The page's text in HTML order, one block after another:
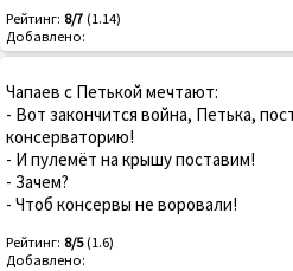
Рейтинг: 8/7 (1.14)
Добавлено:
Чапаев с Петькой мечтают:
- Вот закончится война, Петька,
консерваторию!
- И пулемёт на крышу поставим!
- Зачем?
- Чтоб консервы не воровали!
Рейтинг: 8/5(1.6)
Добавлено: